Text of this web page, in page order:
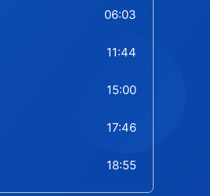
06:03
11:44
15:00
17:46
18:55